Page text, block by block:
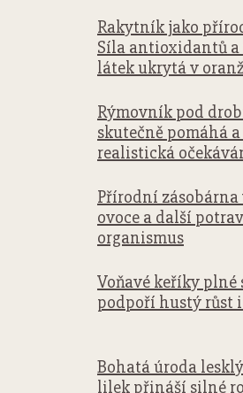
Rakytník jako
Síla antioxidantů
látek ukrytá v
Rýmovník pod
skutečně pomáhá
realistická
Přírodní
ovoce a další
organismus
Voňavé keříky
podpoří hustý růst
Bohatá úroda
lilek přináší silné